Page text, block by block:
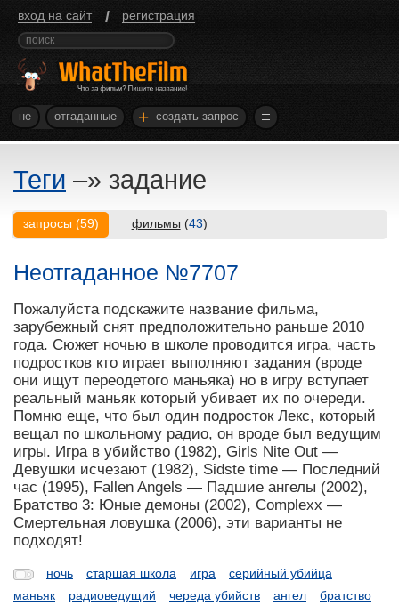
вход на сайт / регистрация
не отгаданные + создать запрос
Теги –» задание
запросы (59) фильмы (43)
Неотгаданное №7707
Пожалуйста подскажите название фильма,
зарубежный снят предположительно раньше 2010
года. Сюжет ночью в школе проводится игра, часть
подростков кто играет выполняют задания (вроде
они ищут переодетого маньяка) но в игру вступает
реальный маньяк который убивает их по очереди.
Помню еще, что был один подросток Лекс, который
вещал по школьному радио, он вроде был ведущим
игры. Игра в убийство (1982), Girls Nite Out —
Девушки исчезают (1982), Sidste time — Последний
час (1995), Fallen Angels — Падшие ангелы (2002),
Братство 3: Юные демоны (2002), Complexx —
Смертельная ловушка (2006), эти варианты не
подходят!
ночь старшая школа игра
серийный убийца
маньяк
радиоведущий череда убийств ангел
братство